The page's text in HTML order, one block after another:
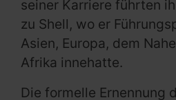
seiner Karriere führten
zu Shell, wo er
Asien, Europa, dem
Afrika innehatte.
Die formelle Ernennung